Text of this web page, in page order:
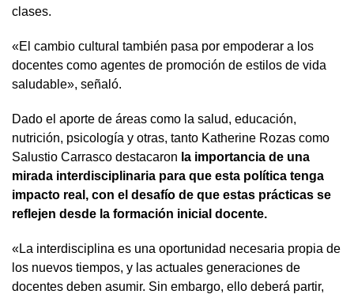
clases.
«El cambio cultural también pasa por empoderar a los
docentes como agentes de promoción de estilos de vida
saludable», señaló.
Dado el aporte de áreas como la salud, educación,
nutrición, psicología y otras, tanto Katherine Rozas como
Salustio Carrasco destacaron la importancia de una
mirada interdisciplinaria para que esta política tenga
impacto real, con el desafío de que estas prácticas se
reflejen desde la formación inicial docente.
«La interdisciplina es una oportunidad necesaria propia de
los nuevos tiempos, y las actuales generaciones de
docentes deben asumir. Sin embargo, ello deberá partir,